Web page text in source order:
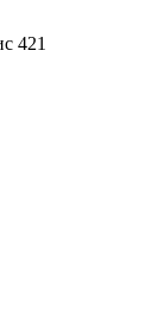
421